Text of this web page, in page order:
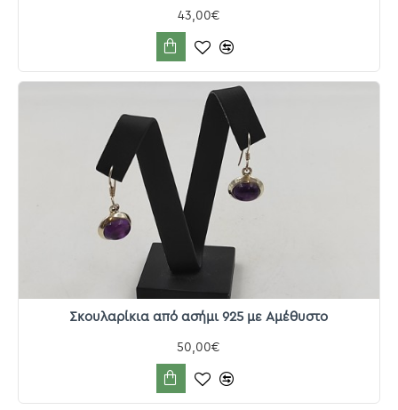
43,00€
Σκουλαρίκια από ασήμι 925 με Αμέθυστο
50,00€